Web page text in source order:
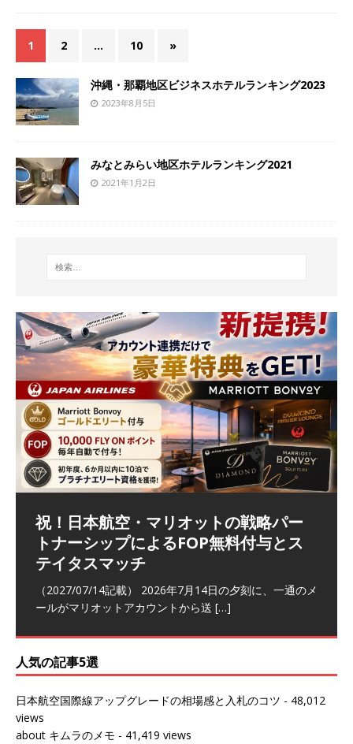
1 2 … 10 »
沖縄・那覇地区ビジネスホテルランキング2023
2023年8月5日
みなとみらい地区ホテルランキング2021
2021年1月2日
祝！日本航空・マリオットの戦略パー
トナーシップによるFOP無料付与とス
テイタスマッチ
（2027/07/14記載） 2026年7月14日の夕刻に、一通のメ
ールがマリオットアカウントから送 […]
ラウンジ 華 那覇空港 (2026/05)
（2026/06/07記載） 2026年5月下旬の平日に那覇を訪れ
た際に利用した。 こちらのラウンジ
The Coral Executive Lounge スワ
ンナプーム国際空港国内線ラウンジ
(2026/01)
（2026/03/31記載） 2026年1月上旬にバンコク経由でチ
ェンマイに行く際に利用した。 バン[…]
日本航空 羽田空港国際線ファースト
クラスラウンジ (2026/01)
（2026/03/18記載） 2026年1月、毎年恒例の新年の羽田
～バンコクの移動の際に再びこちらの[…]
バンコクエアウェイズ スワンナプー
ム国際空港国内線ラウンジ (2026/01)
（2026/03/13記載） 2026年1月上旬にバンコク経由でチ
ェンマイに向かう際に利用した。 今[…]
人気の記事5選
日本航空国際線アップグレードの相場感と入札のコツ - 48,012
views
about キムラのメモ - 41,419 views